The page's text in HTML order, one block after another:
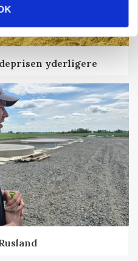
yderligere